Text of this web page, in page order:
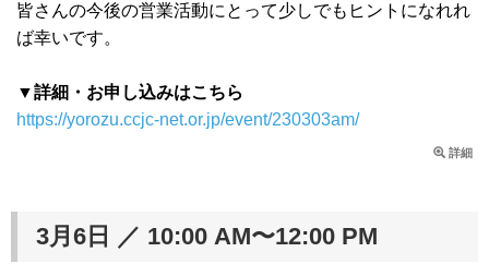
皆さんの今後の営業活動にとって少しでもヒントになれれ
ば幸いです。
▼詳細・お申し込みはこちら
https://yorozu.ccjc-net.or.jp/event/230303am/
詳細
3月6日 ／ 10:00 AM〜12:00 PM